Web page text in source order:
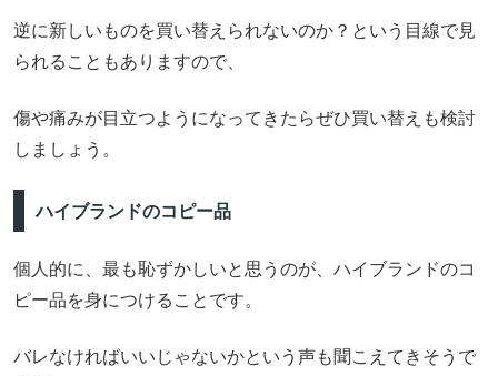
逆に新しいものを買い替えられないのか？という目線で見
られることもありますので、
傷や痛みが目立つようになってきたらぜひ買い替えも検討
しましょう。
ハイブランドのコピー品
個人的に、最も恥ずかしいと思うのが、ハイブランドのコ
ピー品を身につけることです。
バレなければいいじゃないかという声も聞こえてきそうで